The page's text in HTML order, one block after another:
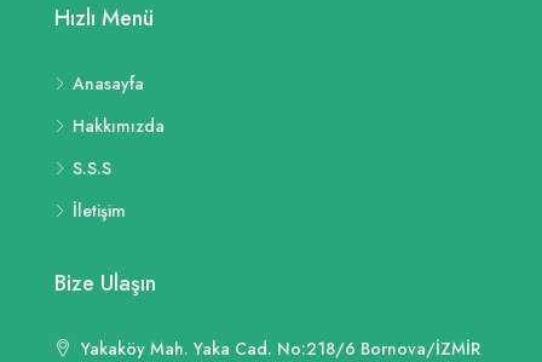
Hızlı Menü
Anasayfa
Hakkımızda
S.S.S
İletişim
Bize Ulaşın
Yakaköy Mah. Yaka Cad. No:218/6 Bornova/İZMİR